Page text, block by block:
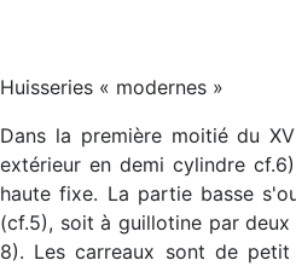
Huisseries « modernes »
Dans la première moitié du
extérieur en demi cylindre
haute fixe. La partie basse
(cf.5), soit à guillotine par
8). Les carreaux sont de